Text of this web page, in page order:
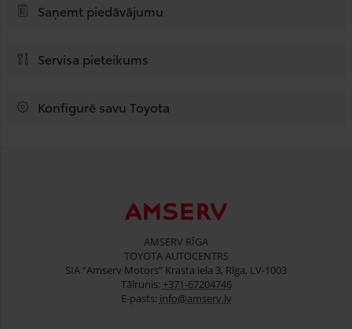
Saņemt piedāvājumu
Servisa pieteikums
Konfigurē savu Toyota
AMSERV RĪGA
TOYOTA AUTOCENTRS
SIA “Amserv Motors” Krasta iela 3, Rīga, LV-1003
Tālrunis: +371-67204746
E-pasts: info@amserv.lv